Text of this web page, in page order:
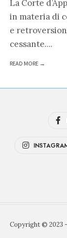
La Corte
in materia di
e
cessante....
READ MORE →
Copyright ©